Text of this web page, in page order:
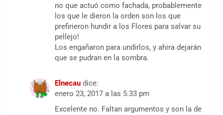
no que actuó como fachada, probablemente
los que le dieron la orden son los que
prefirieron hundir a los Flores para salvar su
pellejo!
Los engañaron para undirlos, y ahira dejarán
que se pudran en la sombra.
Elnecau dice:
enero 23, 2017 a las 5:33 pm
Excelente no. Faltan argumentos y son la de